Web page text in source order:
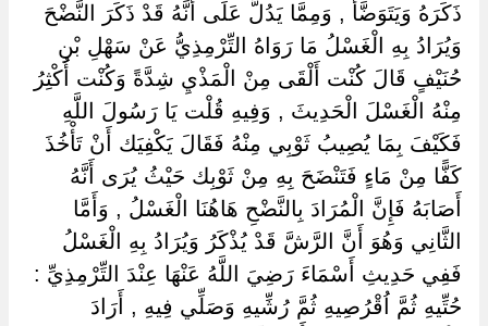
ذَكَرَهُ وَيَتَوَضَّأُ , وَمِمَّا يَدُلُّ عَلَى أَنَّهُ قَدْ ذَكَرَ النَّضْحَ
وَيُرَادُ بِهِ الْغَسْلُ مَا رَوَاهُ التِّرْمِذِيُّ عَنْ سَهْلِ بْنِ
حُنَيْفٍ قَالَ كُنْت أَلْقَى مِنْ الْمَذْيِ شِدَّةً وَكُنْت أُكْثِرُ
مِنْهُ الْغَسْلَ الْحَدِيثَ , وَفِيهِ قُلْت يَا رَسُولَ اللَّهِ
فَكَيْفَ بِمَا يُصِيبُ ثَوْبِي مِنْهُ فَقَالَ يَكْفِيَك أَنْ تَأْخُذَ
كَفًّا مِنْ مَاءٍ فَتَنْضَحَ بِهِ مِنْ ثَوْبِك حَيْثُ يُرَى أَنَّهُ
أَصَابَهُ فَإِنَّ الْمُرَادَ بِالنَّضْحِ هَاهُنَا الْغَسْلُ , وَأَمَّا
الثَّانِي وَهُوَ أَنَّ الرَّشَّ قَدْ يُذْكَرُ وَيُرَادُ بِهِ الْغَسْلُ
فَفِي حَدِيثِ أَسْمَاءَ رَضِيَ اللَّهُ عَنْهَا عِنْدَ التِّرْمِذِيِّ :
حُتِّيهِ ثُمَّ اُقْرُصِيهِ ثُمَّ رُشِّيهِ وَصَلِّي فِيهِ , أَرَادَ